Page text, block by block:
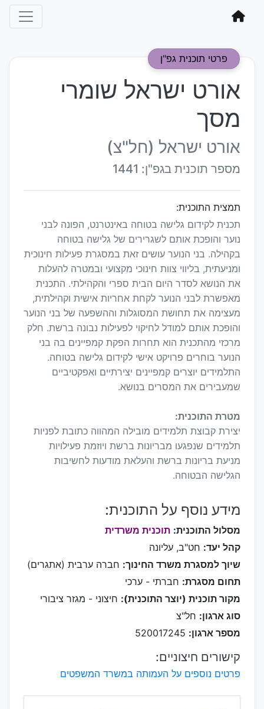
פרטי תוכנית גפ"ן
אורט ישראל שומרי
מסך
אורט ישראל (חל"צ)
מספר תוכנית בגפ"ן: 1441
תמצית התוכנית:
תכנית לקידום גלישה בטוחה באינטרנט, הפונה לבני
נוער והופכת אותם לשגרירים של גלישה בטוחה
בקהילה. בני הנוער עושים זאת במסגרת פעילות חינוכית
ומניעתית, בליווי צוות חינוכי מקצועי ובמטרה להעלות
את הנושא לסדר היום הבית ספרי והקהילתי. התכנית
מאפשרת לבני הנוער לקחת אחריות אישית וקהילתית,
מעצימה את תחושת המסוגלות וההשפעה של בני הנוער
והופכת אותם למודל לחיקוי לפעילות נבונה ברשת. חלק
מרכזי מהתכנית הוא תחרות הפקת קמפיינים בה בני
הנוער בוחרים פרויקט אישי לקידום גלישה בטוחה.
התלמידים יוצרים קמפיינים יצירתיים ואפקטיביים
שמעבירים את המסרים בנושא.
מטרת התוכנית:
יצירת קבוצת תלמידים מובילה המהווה כתובת לפניות
תלמידים שנפגעו מבריונות ברשת ויוזמת פעילויות
מניעת בריונות ברשת והעלאת מודעות לחשיבות
הגלישה הבטוחה.
מידע נוסף על התוכנית:
מסלול התוכנית: תוכנית משרדית
קהל יעד: חט"ב, עליונה
שיוך למסגרת משרד החינוך: חברה ערבית (אתגרים)
תחום מסגרת: חברתי - ערכי
מקור תוכנית (יוצר התוכנית): חיצוני - מגזר ציבורי
סוג ארגון: חל"צ
מספר ארגון:
קישורים חיצוניים:
פרטים נוספים על העמותה במשרד המשפטים